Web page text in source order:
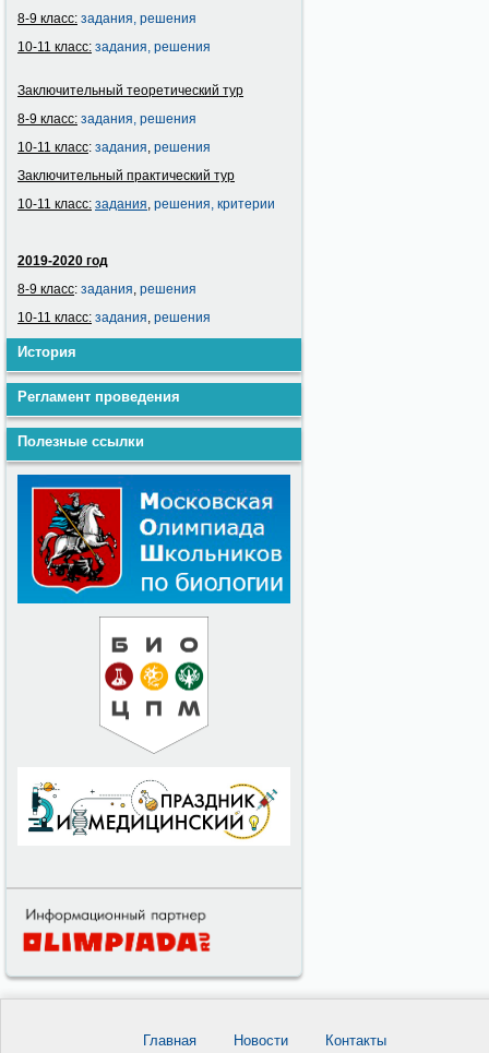
8-9 класс: задания, решения
10-11 класс: задания, решения
Заключительный теоретический тур
8-9 класс: задания, решения
10-11 класс: задания, решения
Заключительный практический тур
10-11 класс: задания, решения, критерии
2019-2020 год
8-9 класс: задания, решения
10-11 класс: задания, решения
История
Регламент проведения
Полезные ссылки
Главная Новости Контакты